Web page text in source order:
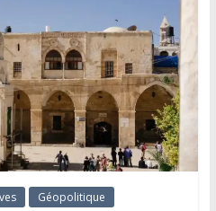
Géopolitique